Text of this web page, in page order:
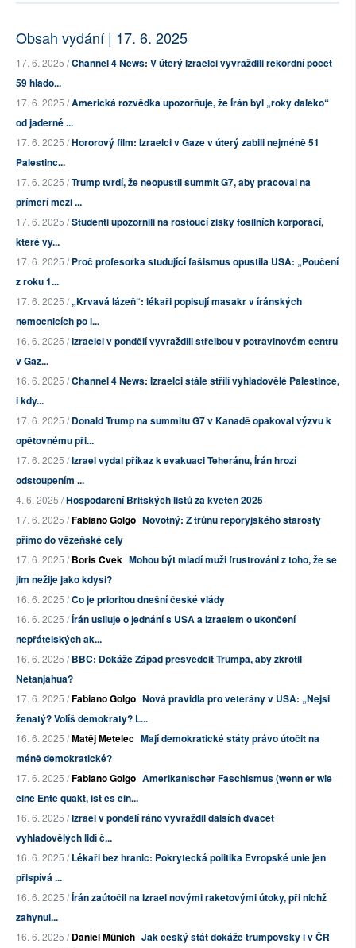
Obsah vydání | 17. 6. 2025
17. 6. 2025 /Channel 4 News: V úterý Izraelci vyvraždili rekordní počet
59 hlado...
17. 6. 2025 /Americká rozvědka upozorňuje, že Írán byl „roky daleko“
od jaderné ...
17. 6. 2025 /Hororový film: Izraelci v Gaze v úterý zabili nejméně 51
Palestinc...
17. 6. 2025 /Trump tvrdí, že neopustil summit G7, aby pracoval na
příměří mezi ...
17. 6. 2025 /Studenti upozornili na rostoucí zisky fosilních korporací,
které vy...
17. 6. 2025 /Proč profesorka studující fašismus opustila USA: „Poučení
z roku 1...
17. 6. 2025 /„Krvavá lázeň“: lékaři popisují masakr v íránských
nemocnicích po i...
16. 6. 2025 /Izraelci v pondělí vyvraždili střelbou v potravinovém centru
v Gaz...
16. 6. 2025 /Channel 4 News: Izraelci stále střílí vyhladovělé Palestince,
i kdy...
17. 6. 2025 /Donald Trump na summitu G7 v Kanadě opakoval výzvu k
opětovnému při...
17. 6. 2025 /Izrael vydal příkaz k evakuaci Teheránu, Írán hrozí
odstoupením ...
4. 6. 2025 /Hospodaření Britských listů za květen 2025
17. 6. 2025 /Fabiano Golgo Novotný: Z trůnu řeporyjského starosty
přímo do vězeňské cely
17. 6. 2025 /Boris Cvek Mohou být mladí muži frustrováni z toho, že se
jim nežije jako kdysi?
16. 6. 2025 /Co je prioritou dnešní české vlády
16. 6. 2025 /Írán usiluje o jednání s USA a Izraelem o ukončení
nepřátelských ak...
16. 6. 2025 /BBC: Dokáže Západ přesvědčit Trumpa, aby zkrotil
Netanjahua?
17. 6. 2025 /Fabiano Golgo Nová pravidla pro veterány v USA: „Nejsi
ženatý? Volíš demokraty? L...
16. 6. 2025 /Matěj Metelec Mají demokratické státy právo útočit na
méně demokratické?
17. 6. 2025 /Fabiano Golgo Amerikanischer Faschismus (wenn er wie
eine Ente quakt, ist es ein...
16. 6. 2025 /Izrael v pondělí ráno vyvraždil dalších dvacet
vyhladovělých lidí č...
16. 6. 2025 /Lékaři bez hranic: Pokrytecká politika Evropské unie jen
přispívá ...
16. 6. 2025 /Írán zaútočil na Izrael novými raketovými útoky, při nichž
zahynul...
16. 6. 2025 /Daniel Münich Jak český stát dokáže trumpovsky i v ČR